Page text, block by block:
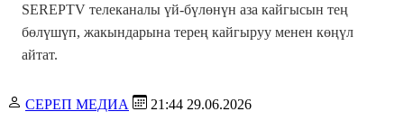
SEREPTV телеканалы үй-бүлөнүн аза кайгысын тең
бөлүшүп, жакындарына терең кайгыруу менен көңүл
айтат.
СЕРЕП МЕДИА 21:44 29.06.2026